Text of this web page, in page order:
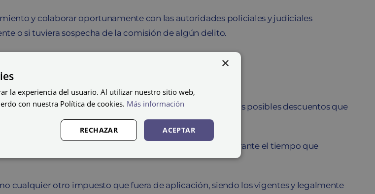
y colaborar oportunamente con las autoridades policiales y judiciales
o si tuviera sospecha de la comisión de algún delito.
elprecio final del producto, así como, en su caso, los posibles descuentos que
a los Productos ofrecidos a través de dicho Canal y durante el tiempo que
cualquier otro impuesto que fuera de aplicación, siendo los vigentes y legalmente
×
la experiencia del usuario. Al utilizar nuestro sitio web,
con nuestra Política de cookies. Más información
ACEPTAR
RECHAZAR